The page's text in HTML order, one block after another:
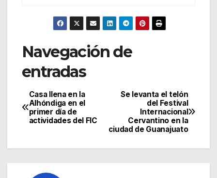
Navegación de
entradas
Se levanta el telón
del Festival
Internacional
Cervantino en la
ciudad de Guanajuato
Casa llena en la
Alhóndiga en el
primer día de
actividades del FIC